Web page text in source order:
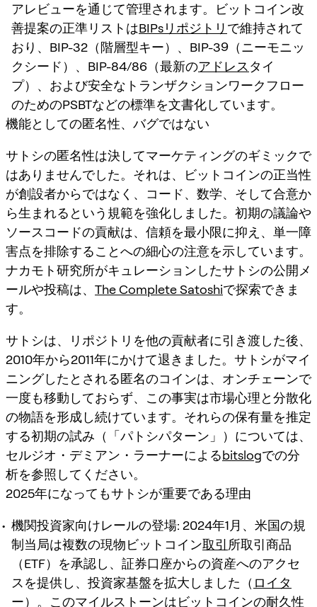
アレビューを通じて管理されます。ビットコイン改
善提案の正準リストはBIPsリポジトリ で維持されて
おり、BIP-32（階層型キー）、BIP-39（ニーモニッ
クシード）、BIP-84/86（最新のアドレス タイ
プ）、および安全なトランザクションワークフロー
のためのPSBTなどの標準を文書化しています。
機能としての匿名性、バグではない
サトシの匿名性は決してマーケティングのギミックで
はありませんでした。それは、ビットコインの正当性
が創設者からではなく、コード、数学、そして合意か
ら生まれるという規範を強化しました。初期の議論や
ソースコードの貢献は、信頼を最小限に抑え、単一障
害点を排除することへの細心の注意を示しています。
ナカモト研究所がキュレーションしたサトシの公開メ
ールや投稿は、 The Complete Satoshiで探索できま
す。
サトシは、リポジトリを他の貢献者に引き渡した後、
2010年から2011年にかけて退きました。サトシがマイ
ニングしたとされる匿名のコインは、オンチェーンで
一度も移動しておらず、この事実は市場心理と分散化
の物語を形成し続けています。それらの保有量を推定
する初期の試み（「パトシパターン」）については、
セルジオ・デミアン・ラーナーによるbitslogでの分
析を参照してください。
2025年になってもサトシが重要である理由
機関投資家向けレールの登場: 2024年1月、米国の規
制当局は複数の現物ビットコイン取引 所取引商品
（ETF）を承認し、証券口座からの資産へのアクセ
スを提供し、投資家基盤を拡大しました（ ロイタ
ー）。このマイルストーンはビットコインの耐久性